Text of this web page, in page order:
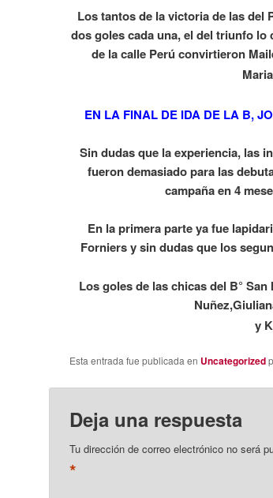
Los tantos de la victoria de las del
dos goles cada una, el del triunfo
de la calle Perú convirtieron
EN LA FINAL DE IDA DE LA B,
Sin dudas que la experiencia, las
fueron demasiado para las
campaña en 4
En la primera parte ya fue
Forniers y sin dudas que los
Los goles de las chicas del B°
y
Esta entrada fue publicada en Uncategorized
Deja una respuesta
Tu dirección de correo electrónico no será
*